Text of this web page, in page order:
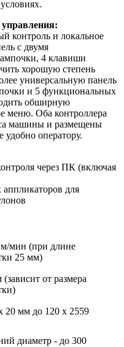
контроль и локальное
с двумя
4 клавиши
хорошую степень
универсальную панель
и 5 функциональных
обширную
меню. Оба контроллера
машины и размещены
удобно оператору.
через ПК (включая
для
мин (при длине
25 мм)
от размера
20 мм до 120 x 2559
диаметр - до 300